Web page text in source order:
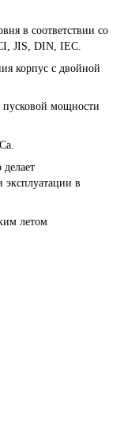
в соответствии со
JIS, DIN, IEC.
корпус с двойной
пусковой мощности
эксплуатации в
летом